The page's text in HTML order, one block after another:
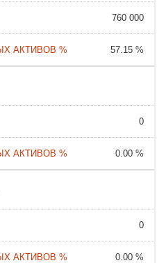
760 000
57.15 %
0
0.00 %
0
0.00 %